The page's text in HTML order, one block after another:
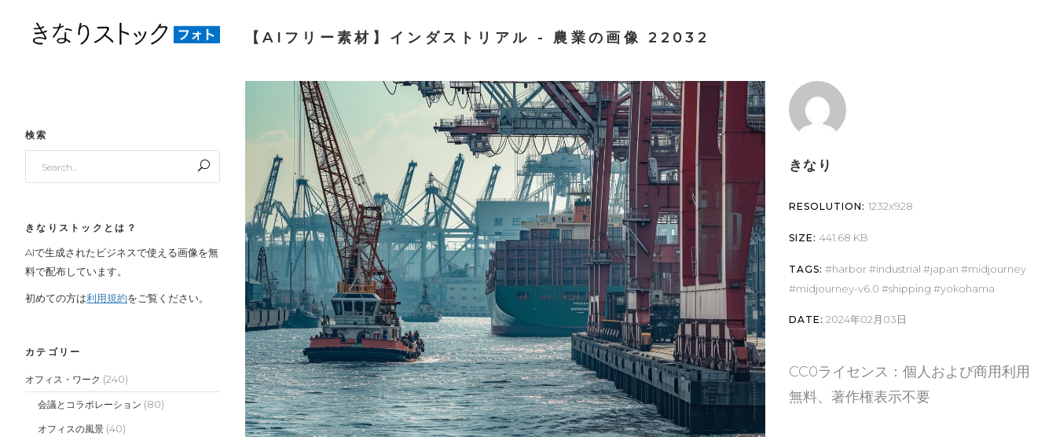
検索
きなりストックとは？
AIで生成されたビジネスで使える画像を無
料で配布しています。
初めての方は利用規約をご覧ください。
カテゴリー
オフィス・ワーク (240)
会議とコラボレーション (80)
オフィスの風景 (40)
【AIフリー素材】インダストリアル - 農業の画像 22032
きなり
RESOLUTION: 1232x928
SIZE: 441.68 KB
TAGS: harbor industrial japan
midjourney
midjourney-v6.0
shipping yokohama
DATE: 2024年02月03日
CC0ライセンス：個人および商用利用
無料、著作権表示不要